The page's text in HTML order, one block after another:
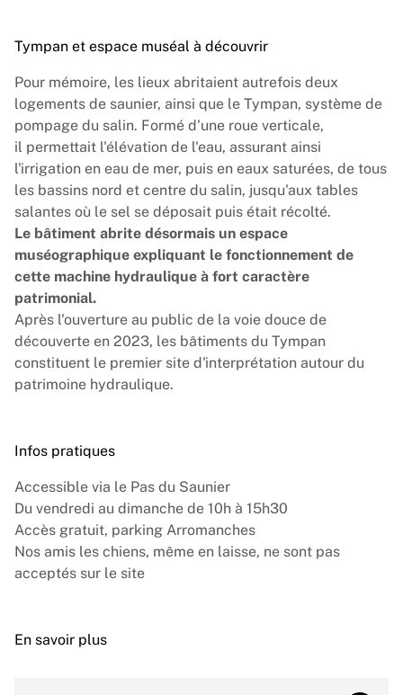
Tympan et espace muséal à découvrir
Pour mémoire, les lieux abritaient autrefois deux
logements de saunier, ainsi que le Tympan, système de
pompage du salin. Formé d'une roue verticale,
il permettait l'élévation de l'eau, assurant ainsi
l'irrigation en eau de mer, puis en eaux saturées, de tous
les bassins nord et centre du salin, jusqu'aux tables
salantes où le sel se déposait puis était récolté.
Le bâtiment abrite désormais un espace
muséographique expliquant le fonctionnement de
cette machine hydraulique à fort caractère
patrimonial.
Après l'ouverture au public de la voie douce de
découverte en 2023, les bâtiments du Tympan
constituent le premier site d'interprétation autour du
patrimoine hydraulique.
Infos pratiques
Accessible via le Pas du Saunier
Du vendredi au dimanche de 10h à 15h30
Accès gratuit, parking Arromanches
Nos amis les chiens, même en laisse, ne sont pas
acceptés sur le site
En savoir plus